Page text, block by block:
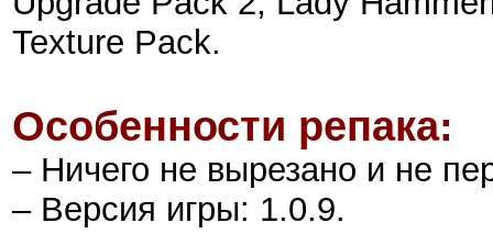
Texture Pack.
Особенности репака:
– Ничего не вырезано и не
– Версия игры: 1.0.9.